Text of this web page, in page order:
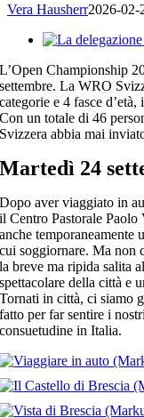
Vera Hausherr2026-02-
View
Image
L’Open Championship
settembre. La WRO
categorie e 4 fasce
Con un totale di 46
Svizzera abbia mai
Martedì 24
Dopo aver viaggiato in
il Centro Pastorale
anche temporaneamente
cui soggiornare. Ma non
la breve ma ripida salita
spettacolare della città e
Tornati in città, ci siamo
fatto per far sentire i
consuetudine in Italia.